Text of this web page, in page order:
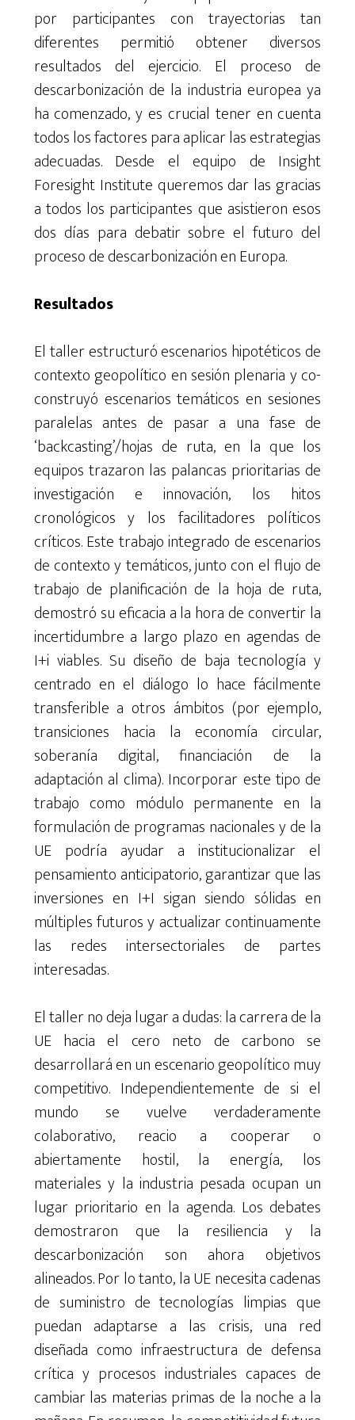
por participantes con trayectorias tan
diferentes permitió obtener diversos
resultados del ejercicio. El proceso de
descarbonización de la industria europea ya
ha comenzado, y es crucial tener en cuenta
todos los factores para aplicar las estrategias
adecuadas. Desde el equipo de Insight
Foresight Institute queremos dar las gracias
a todos los participantes que asistieron esos
dos días para debatir sobre el futuro del
proceso de descarbonización en Europa.
Resultados
El taller estructuró escenarios hipotéticos de
contexto geopolítico en sesión plenaria y co-
construyó escenarios temáticos en sesiones
paralelas antes de pasar a una fase de
‘backcasting’/hojas de ruta, en la que los
equipos trazaron las palancas prioritarias de
investigación e innovación, los hitos
cronológicos y los facilitadores políticos
críticos. Este trabajo integrado de escenarios
de contexto y temáticos, junto con el flujo de
trabajo de planificación de la hoja de ruta,
demostró su eficacia a la hora de convertir la
incertidumbre a largo plazo en agendas de
I+i viables. Su diseño de baja tecnología y
centrado en el diálogo lo hace fácilmente
transferible a otros ámbitos (por ejemplo,
transiciones hacia la economía circular,
soberanía digital, financiación de la
adaptación al clima). Incorporar este tipo de
trabajo como módulo permanente en la
formulación de programas nacionales y de la
UE podría ayudar a institucionalizar el
pensamiento anticipatorio, garantizar que las
inversiones en I+I sigan siendo sólidas en
múltiples futuros y actualizar continuamente
las redes intersectoriales de partes
interesadas.
El taller no deja lugar a dudas: la carrera de la
UE hacia el cero neto de carbono se
desarrollará en un escenario geopolítico muy
competitivo. Independientemente de si el
mundo se vuelve verdaderamente
colaborativo, reacio a cooperar o
abiertamente hostil, la energía, los
materiales y la industria pesada ocupan un
lugar prioritario en la agenda. Los debates
demostraron que la resiliencia y la
descarbonización son ahora objetivos
alineados. Por lo tanto, la UE necesita cadenas
de suministro de tecnologías limpias que
puedan adaptarse a las crisis, una red
diseñada como infraestructura de defensa
crítica y procesos industriales capaces de
cambiar las materias primas de la noche a la